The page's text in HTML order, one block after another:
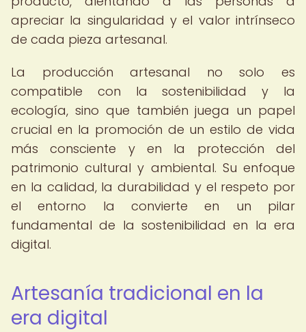
apreciar la singularidad y el valor intrínseco
de cada pieza artesanal.
La producción artesanal no solo es
compatible con la sostenibilidad y la
ecología, sino que también juega un papel
crucial en la promoción de un estilo de vida
más consciente y en la protección del
patrimonio cultural y ambiental. Su enfoque
en la calidad, la durabilidad y el respeto por
el entorno la convierte en un pilar
fundamental de la sostenibilidad en la era
digital.
Artesanía tradicional en la
era digital